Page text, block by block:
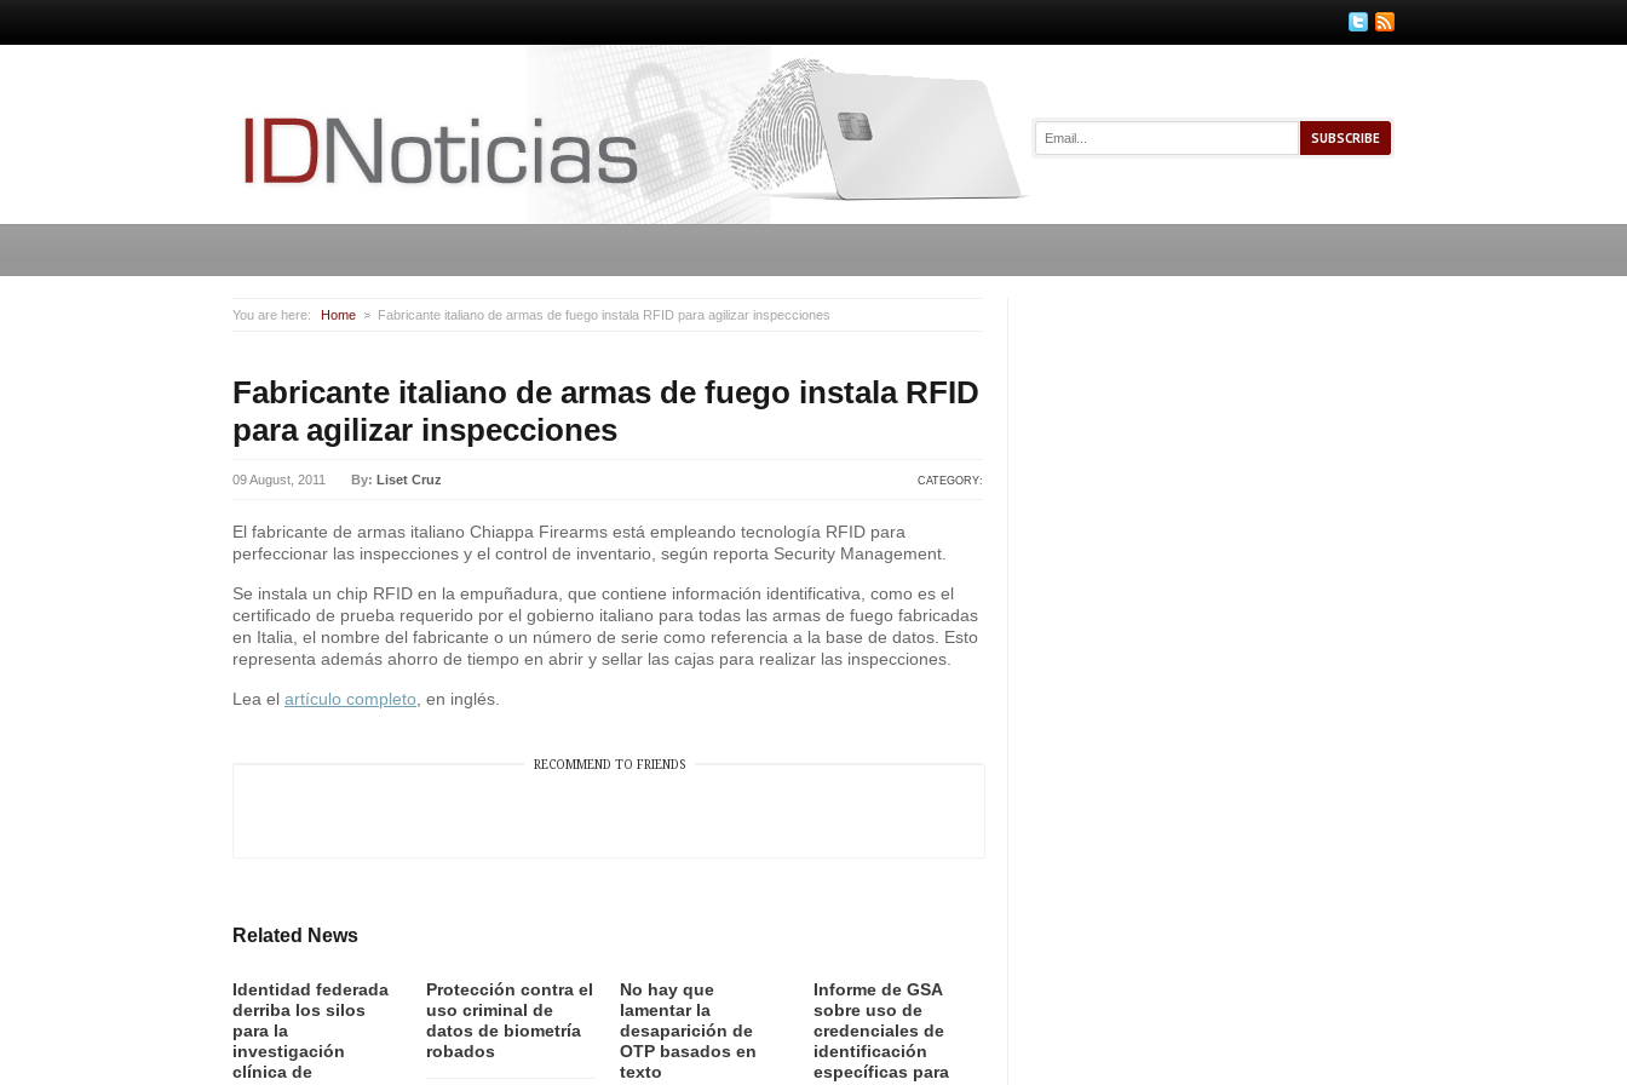
You are here: Home Fabricante italiano de armas de fuego instala RFID para agilizar inspecciones
Fabricante italiano de armas de fuego instala RFID
para agilizar inspecciones
09 August, 2011 By: Liset Cruz CATEGORY:
El fabricante de armas italiano Chiappa Firearms está empleando tecnología RFID para
perfeccionar las inspecciones y el control de inventario, según reporta Security Management.
Se instala un chip RFID en la empuñadura, que contiene información identificativa, como es el
certificado de prueba requerido por el gobierno italiano para todas las armas de fuego fabricadas
en Italia, el nombre del fabricante o un número de serie como referencia a la base de datos. Esto
representa además ahorro de tiempo en abrir y sellar las cajas para realizar las inspecciones.
Lea el artículo completo , en inglés.
RECOMMEND TO FRIENDS
Related News
Identidad federada
derriba los silos
para la
investigación
clínica de
Protección contra el
uso criminal de
datos de biometría
robados
No hay que
lamentar la
desaparición de
OTP basados en
texto
Informe de GSA
sobre uso de
credenciales de
identificación
específicas para